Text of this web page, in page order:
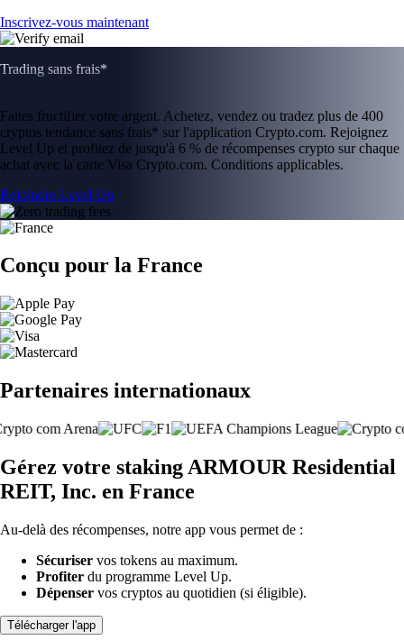
Inscrivez-vous maintenant
Trading sans frais*
Faites fructifier votre argent. Achetez, vendez ou tradez plus de 400
cryptos tendance sans frais* sur l'application Crypto.com. Rejoignez
Level Up et profitez de jusqu'à 6 % de récompenses crypto sur chaque
achat avec la carte Visa Crypto.com. Conditions applicables.
Rejoindre Level Up
Conçu pour la France
Partenaires internationaux
Gérez votre staking ARMOUR Residential
REIT, Inc. en France
Au-delà des récompenses, notre app vous permet de :
Sécuriser vos tokens au maximum.
Profiter du programme Level Up.
Dépenser vos cryptos au quotidien (si éligible).
Télécharger l'app